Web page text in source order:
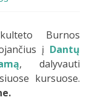
Burnos
į Dantų
, dalyvauti
kursuose.